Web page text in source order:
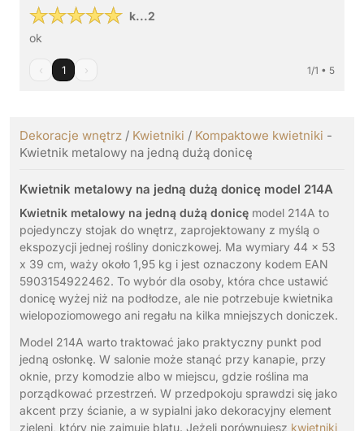
k...2
ok
‹ 1 › 1/1 • 5
Dekoracje wnętrz / Kwietniki / Kompaktowe kwietniki -
Kwietnik metalowy na jedną dużą donicę
Kwietnik metalowy na jedną dużą donicę model 214A
Kwietnik metalowy na jedną dużą donicę model 214A to
pojedynczy stojak do wnętrz, zaprojektowany z myślą o
ekspozycji jednej rośliny doniczkowej. Ma wymiary 44 x 53
x 39 cm, waży około 1,95 kg i jest oznaczony kodem EAN
5903154922462. To wybór dla osoby, która chce ustawić
donicę wyżej niż na podłodze, ale nie potrzebuje kwietnika
wielopoziomowego ani regału na kilka mniejszych doniczek.
Model 214A warto traktować jako praktyczny punkt pod
jedną osłonkę. W salonie może stanąć przy kanapie, przy
oknie, przy komodzie albo w miejscu, gdzie roślina ma
porządkować przestrzeń. W przedpokoju sprawdzi się jako
akcent przy ścianie, a w sypialni jako dekoracyjny element
zieleni, który nie zajmuje blatu. Jeżeli porównujesz kwietniki